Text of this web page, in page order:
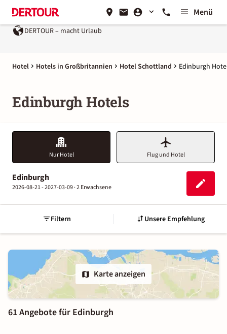
Menü
DERTOUR – macht Urlaub
Hotel Hotels in Großbritannien Hotel Schottland Edinburgh
Edinburgh Hotels
Nur Hotel Flug und Hotel
Edinburgh
2026-08-21 - 2027-03-09 ·2 Erwachsene
Filtern Unsere Empfehlung
Karte anzeigen
61 Angebote für Edinburgh